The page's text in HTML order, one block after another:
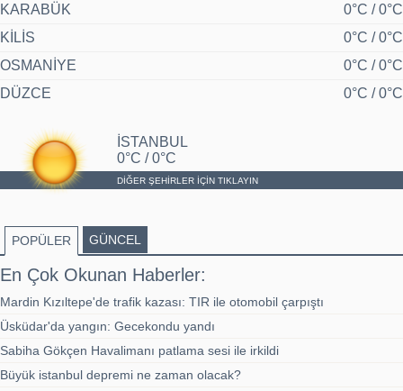
KARABÜK
0°C / 0°C
KİLİS
0°C / 0°C
OSMANİYE
0°C / 0°C
DÜZCE
0°C / 0°C
İSTANBUL
0°C / 0°C
DİĞER ŞEHİRLER İÇİN TIKLAYIN
POPÜLER GÜNCEL
En Çok Okunan Haberler:
Mardin Kızıltepe'de trafik kazası: TIR ile otomobil çarpıştı
Üsküdar'da yangın: Gecekondu yandı
Sabiha Gökçen Havalimanı patlama sesi ile irkildi
Büyük istanbul depremi ne zaman olacak?